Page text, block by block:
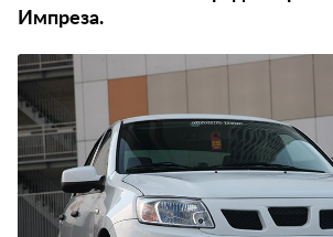
Доставка
Оплата
Гарантия
Контакты
Отзывы
Импреза.